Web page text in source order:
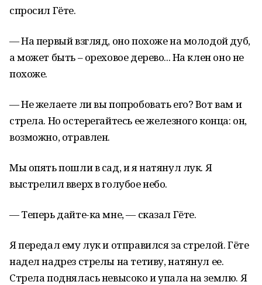
спросил Гёте.
— На первый взгляд, оно похоже на молодой дуб,
а может быть – ореховое дерево... На клен оно не
похоже.
— Не желаете ли вы попробовать его? Вот вам и
стрела. Но остерегайтесь ее железного конца: он,
возможно, отравлен.
Мы опять пошли в сад, и я натянул лук. Я
выстрелил вверх в голубое небо.
— Теперь дайте-ка мне, — сказал Гёте.
Я передал ему лук и отправился за стрелой. Гёте
надел надрез стрелы на тетиву, натянул ее.
Стрела поднялась невысоко и упала на землю. Я